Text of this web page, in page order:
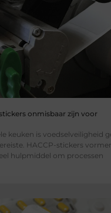
onmisbaar zijn voor
keuken is voedselveiligheid
HACCP-stickers
hulpmiddel om processen